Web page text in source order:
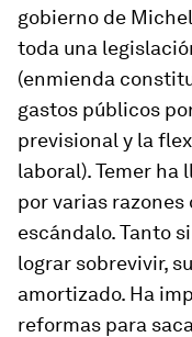
gobierno de
toda una
(enmienda
gastos públicos
previsional y la
laboral). Temer ha
por varias
escándalo. Tanto
lograr sobrevivir,
amortizado. Ha
reformas para